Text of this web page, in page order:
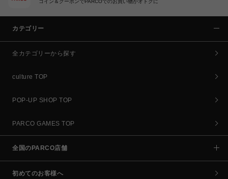
コイン＆クーポンでPARCOでのお買い物がオトクに
カテゴリー
全カテゴリーから探す
culture TOP
POP-UP SHOP TOP
PARCO GAMES TOP
全国のPARCO店舗
初めてのお客様へ